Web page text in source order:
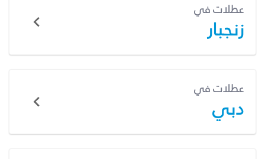
عطلات في
زنجبار
عطلات في
دبي